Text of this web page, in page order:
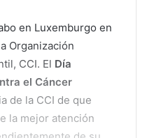
en Luxemburgo en
Organización
CCI. El Día
el Cáncer
de la CCI de que
la mejor atención